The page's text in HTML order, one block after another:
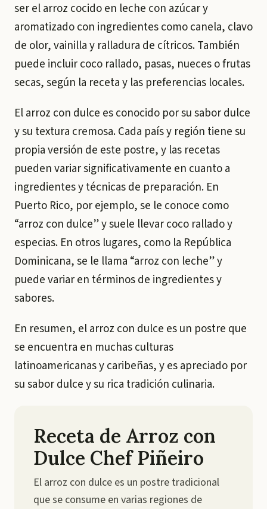
ser el arroz cocido en leche con azúcar y
aromatizado con ingredientes como canela, clavo
de olor, vainilla y ralladura de cítricos. También
puede incluir coco rallado, pasas, nueces o frutas
secas, según la receta y las preferencias locales.
El arroz con dulce es conocido por su sabor dulce
y su textura cremosa. Cada país y región tiene su
propia versión de este postre, y las recetas
pueden variar significativamente en cuanto a
ingredientes y técnicas de preparación. En
Puerto Rico, por ejemplo, se le conoce como
“arroz con dulce” y suele llevar coco rallado y
especias. En otros lugares, como la República
Dominicana, se le llama “arroz con leche” y
puede variar en términos de ingredientes y
sabores.
En resumen, el arroz con dulce es un postre que
se encuentra en muchas culturas
latinoamericanas y caribeñas, y es apreciado por
su sabor dulce y su rica tradición culinaria.
Receta de Arroz con
Dulce Chef Piñeiro
El arroz con dulce es un postre tradicional
que se consume en varias regiones de